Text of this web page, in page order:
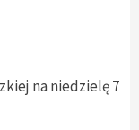
na niedzielę 7